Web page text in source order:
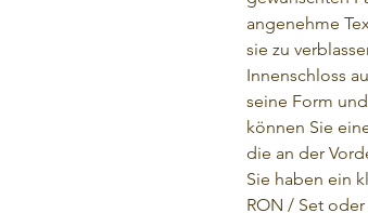
angenehme
sie zu
Innenschloss
seine Form
können Sie
die an der
Sie haben ein
RON / Set